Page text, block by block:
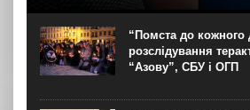
Це сталося через конфлікт із
чоловік, зокрема, нецензурно
військових. Правоохоронці розпочали
провадження за фактом...
“Помста до кожного
розслідування
“Азову”, СБУ і ОГП